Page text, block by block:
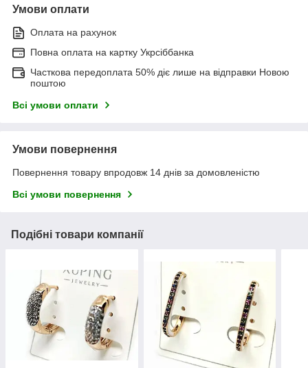
Умови оплати
Оплата на рахунок
Повна оплата на картку Укрсіббанка
Часткова передоплата 50% діє лише на відправки Новою
поштою
Всі умови оплати
Умови повернення
Повернення товару впродовж 14 днів за домовленістю
Всі умови повернення
Подібні товари компанії